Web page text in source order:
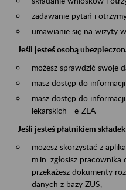
zadawanie pytań i
umawianie się na wizyty
Jeśli jesteś osobą
możesz sprawdzić swoje
masz dostęp do
masz dostęp do
lekarskich - e-ZLA
Jeśli jesteś płatnikiem
możesz skorzystać z
m.in. zgłosisz pracownika
przekażesz dokumenty
danych z bazy ZUS,